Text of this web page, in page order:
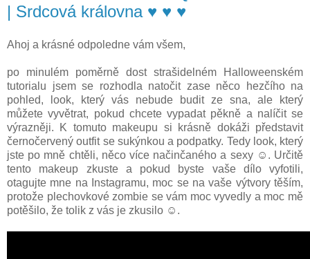
| Srdcová královna ♥ ♥ ♥
Ahoj a krásné odpoledne vám všem,
po minulém poměrně dost strašidelném Halloweenském
tutorialu jsem se rozhodla natočit zase něco hezčího na
pohled, look, který vás nebude budit ze sna, ale který
můžete vyvětrat, pokud chcete vypadat pěkně a nalíčit se
výrazněji. K tomuto makeupu si krásně dokáži představit
černočervený outfit se sukýnkou a podpatky. Tedy look, který
jste po mně chtěli, něco více načinčaného a sexy ☺. Určitě
tento makeup zkuste a pokud byste vaše dílo vyfotili,
otagujte mne na Instagramu, moc se na vaše výtvory těším,
protože plechovkové zombie se vám moc vyvedly a moc mě
potěšilo, že tolik z vás je zkusilo ☺.